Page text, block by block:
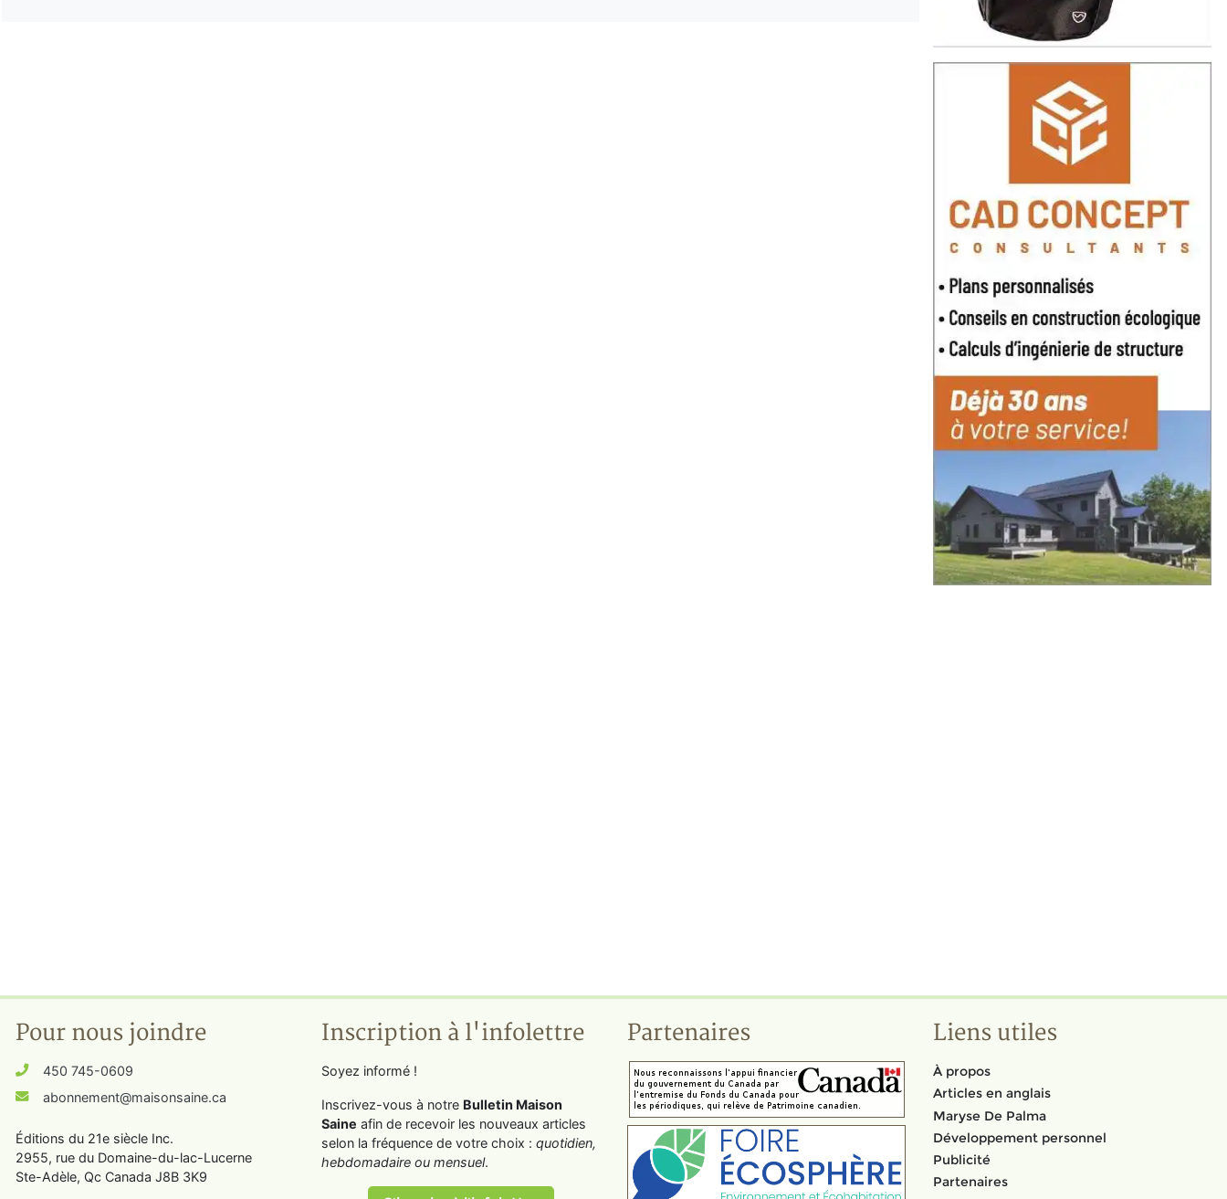
Pour nous joindre
450 745-0609
abonnement@maisonsaine.ca
Éditions du 21e siècle Inc.
2955, rue du Domaine-du-lac-Lucerne
Ste-Adèle, Qc Canada J8B 3K9
Inscription à l'infolettre
Soyez informé !
Inscrivez-vous à notre Bulletin Maison
Saine afin de recevoir les nouveaux articles
selon la fréquence de votre choix : quotidien,
hebdomadaire ou mensuel.
Partenaires Liens utiles
À propos
Articles en anglais
Maryse De Palma
Développement personnel
Publicité
Partenaires